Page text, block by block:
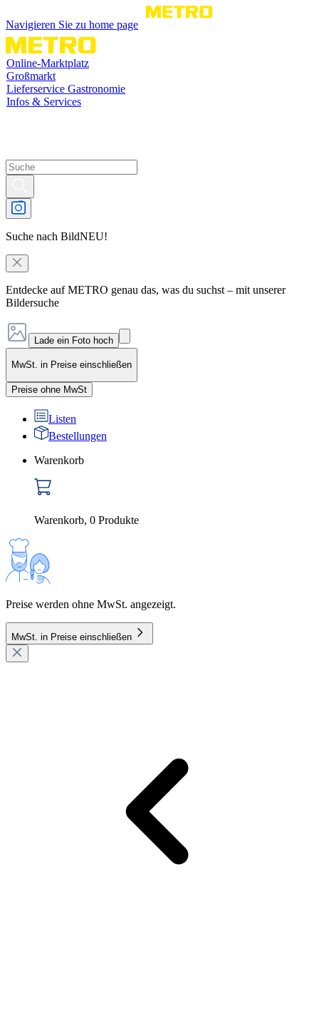
Navigieren Sie zu home page
Online-Marktplatz
Großmarkt
Lieferservice Gastronomie
Infos & Services
Suche nach BildNEU!
Entdecke auf METRO genau das, was du suchst – mit unserer
Bildersuche
Lade ein Foto hoch
MwSt. in Preise einschließen
Preise ohne MwSt
Listen
Bestellungen
Warenkorb
Warenkorb, 0 Produkte
Preise werden ohne MwSt. angezeigt.
MwSt. in Preise einschließen